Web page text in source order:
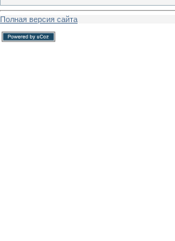
Полная версия сайта